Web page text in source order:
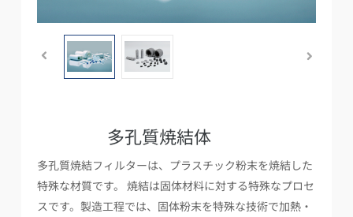
採用情報
多孔質焼結体
多孔質焼結フィルターは、プラスチック粉末を焼結した
特殊な材質です。 焼結は固体材料に対する特殊なプロセ
スです。製造工程では、固体粉末を特殊な技術で加熱・